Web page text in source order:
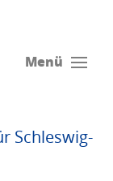
Menü
Schleswig-